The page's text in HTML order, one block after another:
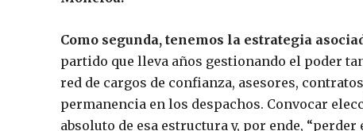
Como segunda, tenemos la estrategia
partido que lleva años gestionando el poder
red de cargos de confianza, asesores,
permanencia en los despachos. Convocar
absoluto de esa estructura y, por ende, “perder